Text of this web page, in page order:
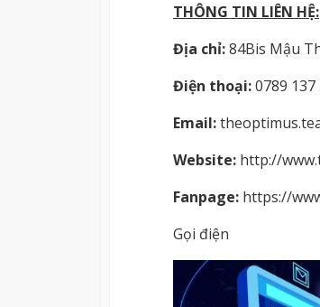
THÔNG TIN LIÊN HỆ:
Địa chỉ:84Bis Mậu
Điện thoại:0789 137
Email:
Website: http://
Fanpage: https://
Gọi điện